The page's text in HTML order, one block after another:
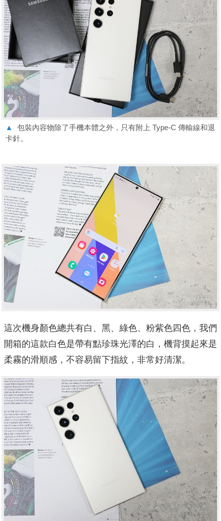
▲
包裝內容物除了手機本體之外，只有附上 Type-C 傳輸線和退
卡針。
這次機身顏色總共有白、黑、綠色、粉紫色四色，我們
開箱的這款白色是帶有點珍珠光澤的白，機背摸起來是
柔霧的滑順感，不容易留下指紋，非常好清潔。